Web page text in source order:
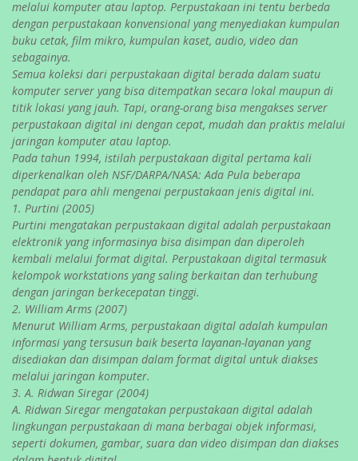
melalui komputer atau laptop. Perpustakaan ini tentu berbeda
dengan perpustakaan konvensional yang menyediakan kumpulan
buku cetak, film mikro, kumpulan kaset, audio, video dan
sebagainya.
Semua koleksi dari perpustakaan digital berada dalam suatu
komputer server yang bisa ditempatkan secara lokal maupun di
titik lokasi yang jauh. Tapi, orang-orang bisa mengakses server
perpustakaan digital ini dengan cepat, mudah dan praktis melalui
jaringan komputer atau laptop.
Pada tahun 1994, istilah perpustakaan digital pertama kali
diperkenalkan oleh NSF/DARPA/NASA: Ada Pula beberapa
pendapat para ahli mengenai perpustakaan jenis digital ini.
1. Purtini (2005)
Purtini mengatakan perpustakaan digital adalah perpustakaan
elektronik yang informasinya bisa disimpan dan diperoleh
kembali melalui format digital. Perpustakaan digital termasuk
kelompok workstations yang saling berkaitan dan terhubung
dengan jaringan berkecepatan tinggi.
2. William Arms (2007)
Menurut William Arms, perpustakaan digital adalah kumpulan
informasi yang tersusun baik beserta layanan-layanan yang
disediakan dan disimpan dalam format digital untuk diakses
melalui jaringan komputer.
3. A. Ridwan Siregar (2004)
A. Ridwan Siregar mengatakan perpustakaan digital adalah
lingkungan perpustakaan di mana berbagai objek informasi,
seperti dokumen, gambar, suara dan video disimpan dan diakses